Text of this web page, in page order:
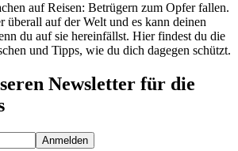
auf Reisen: Betrügern zum Opfer fallen.
überall auf der Welt und es kann deinen
du auf sie hereinfällst. Hier findest du die
und Tipps, wie du dich dagegen schützt.
Newsletter für die
Anmelden